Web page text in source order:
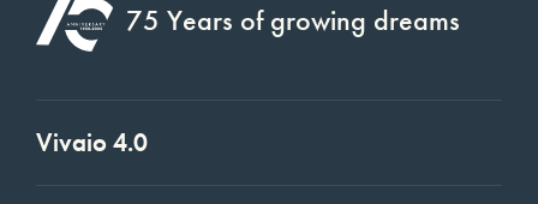
75 Years of growing dreams
Vivaio 4.0